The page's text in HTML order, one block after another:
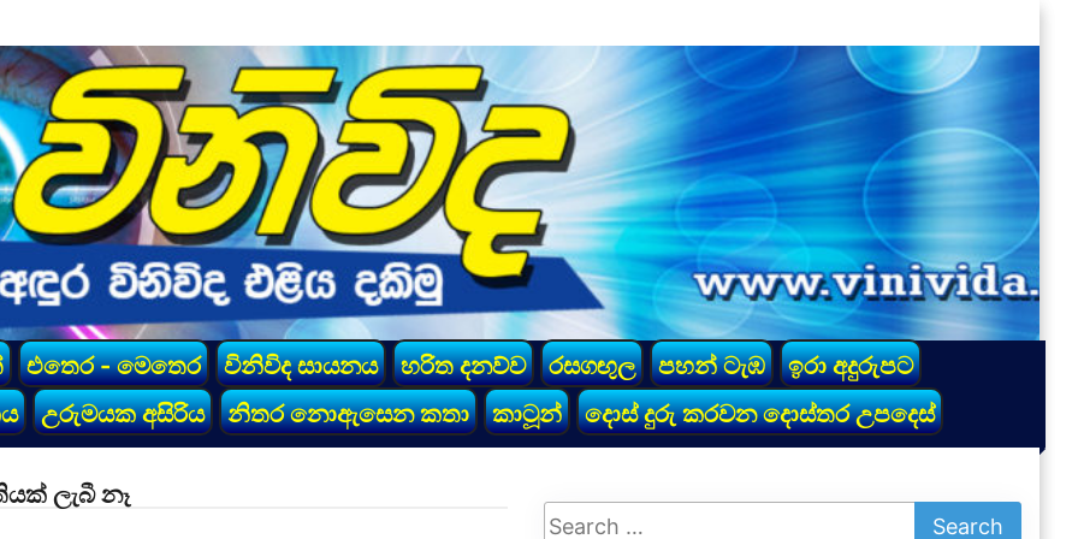
එතෙර - මෙතෙර විනිවිද සායනය හරිත දනව්ව රසගඟුල පහන් ටැඹ
ඉරා අදුරුපට
උරුමයක අසිරිය නිතර නොඇසෙන කතා කාටූන් දොස් දුරු කරවන දොස්තර උපදෙස්
ලැබී නෑ